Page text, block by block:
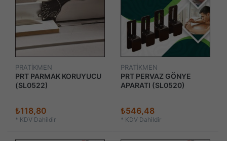
PRATİKMEN
PRT PARMAK KORUYUCU
(SL0522)
₺118,80
* KDV Dahildir
PRATİKMEN
PRT PERVAZ GÖNYE
APARATI (SL0520)
₺546,48
* KDV Dahildir